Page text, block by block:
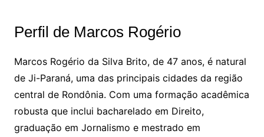
Perfil de Marcos Rogério
Marcos Rogério da Silva Brito, de 47 anos, é natural
de Ji-Paraná, uma das principais cidades da região
central de Rondônia. Com uma formação acadêmica
robusta que inclui bacharelado em Direito,
graduação em Jornalismo e mestrado em